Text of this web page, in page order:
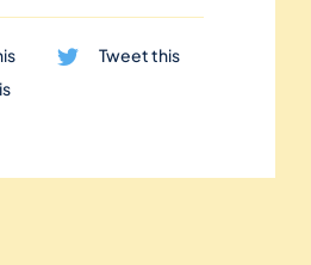
quantidade
Tweet this